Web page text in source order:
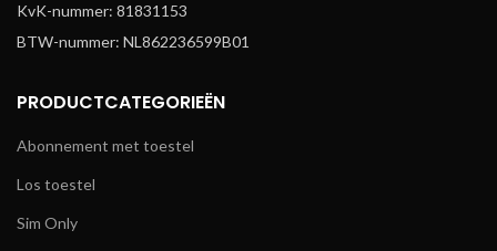
KvK-nummer: 81831153
BTW-nummer: NL862236599B01
PRODUCTCATEGORIEËN
Abonnement met toestel
Los toestel
Sim Only